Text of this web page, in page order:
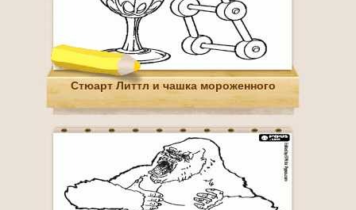
Стюарт Литтл и чашка мороженного